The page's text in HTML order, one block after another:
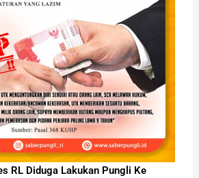
RL Diduga Lakukan Pungli Ke